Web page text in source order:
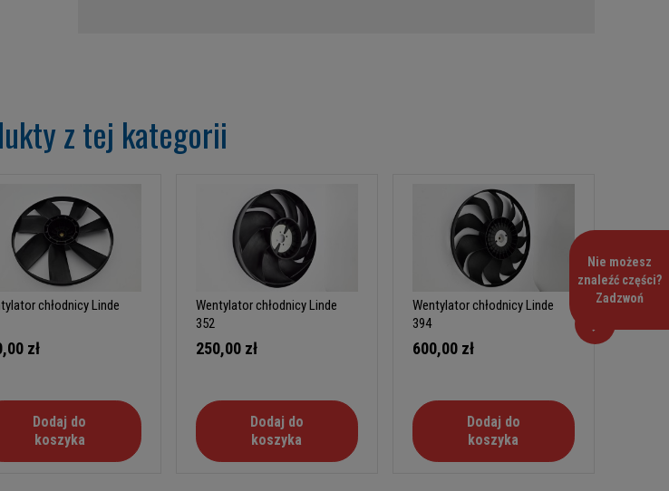
z tej kategorii
chłodnicy Linde
zł
Dodaj do
koszyka
Wentylator chłodnicy Linde
352
250,00 zł
Dodaj do
koszyka
Wentylator chłodnicy Linde
394
600,00 zł
Dodaj do
koszyka
Nie możesz
znaleźć części?
Zadzwoń